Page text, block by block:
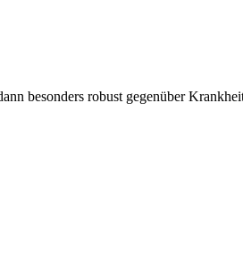
besonders robust gegenüber